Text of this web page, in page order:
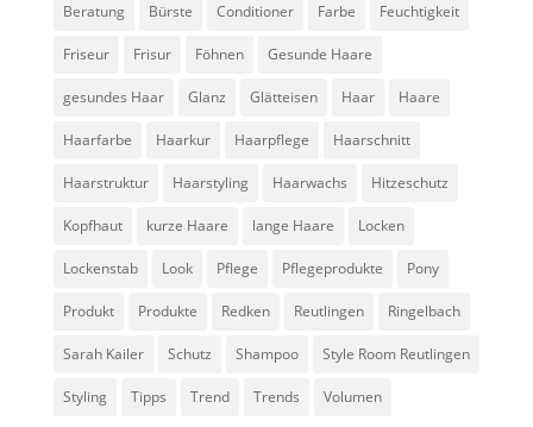
Beratung Bürste Conditioner Farbe Feuchtigkeit
Friseur Frisur Föhnen Gesunde Haare
gesundes Haar Glanz Glätteisen Haar Haare
Haarfarbe Haarkur Haarpflege Haarschnitt
Haarstruktur Haarstyling Haarwachs Hitzeschutz
Kopfhaut kurze Haare lange Haare Locken
Lockenstab Look Pflege Pflegeprodukte Pony
Produkt Produkte Redken Reutlingen Ringelbach
Sarah Kailer Schutz Shampoo Style Room Reutlingen
Styling Tipps Trend Trends Volumen